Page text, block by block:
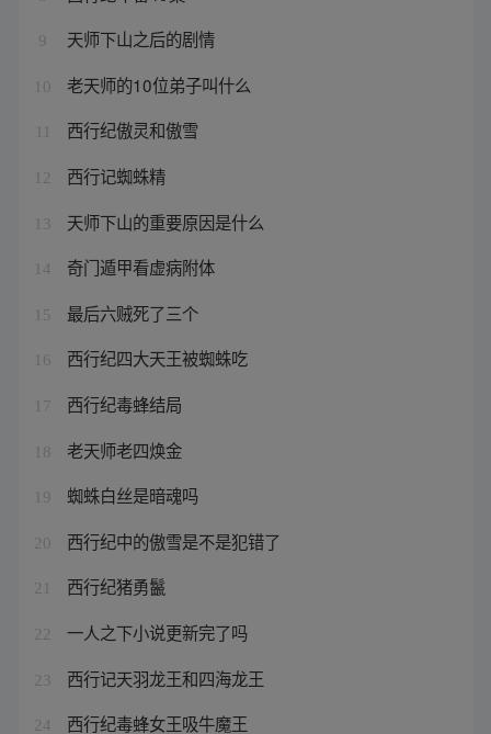
9 天师下山之后的剧情
10 老天师的10位弟子叫什么
西行纪傲灵和傲雪
12 西行记蜘蛛精
13 天师下山的重要原因是什么
14 奇门遁甲看虚病附体
15 最后六贼死了三个
16 西行纪四大天王被蜘蛛吃
17 西行纪毒蜂结局
18 老天师老四焕金
19 蜘蛛白丝是暗魂吗
20 西行纪中的傲雪是不是犯错了
21 西行纪猪勇鬣
22 一人之下小说更新完了吗
23 西行记天羽龙王和四海龙王
24 西行纪毒蜂女王吸牛魔王